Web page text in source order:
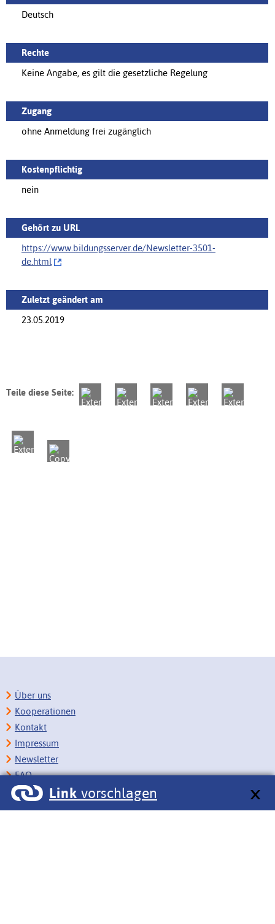
Deutsch
Rechte
Keine Angabe, es gilt die gesetzliche Regelung
Zugang
ohne Anmeldung frei zugänglich
Kostenpflichtig
nein
Gehört zu URL
https://www.bildungsserver.de/‌Newsletter-3501-
de.html
Zuletzt geändert am
23.05.2019
Teile diese Seite:
Link vorschlagen
Über uns
Kooperationen
Kontakt
Impressum
Newsletter
FAQ
Copyright